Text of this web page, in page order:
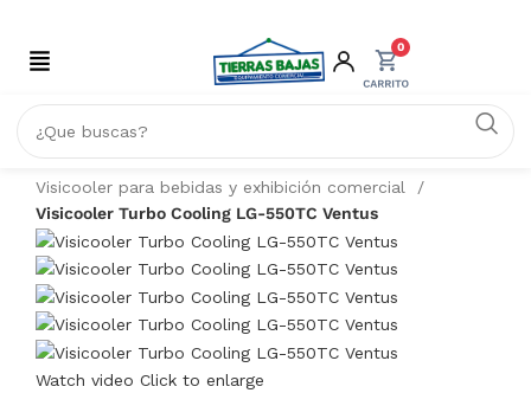
0
Inicio
REFRIGERACIÓN
Visicooler para bebidas y exhibición comercial
Visicooler Turbo Cooling LG-550TC Ventus
Watch video Click to enlarge